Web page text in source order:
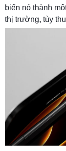
biến nó thành
thị trường, tùy